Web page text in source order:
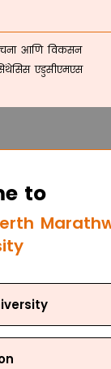
आणि विकसन
एडुसीएमएस
to